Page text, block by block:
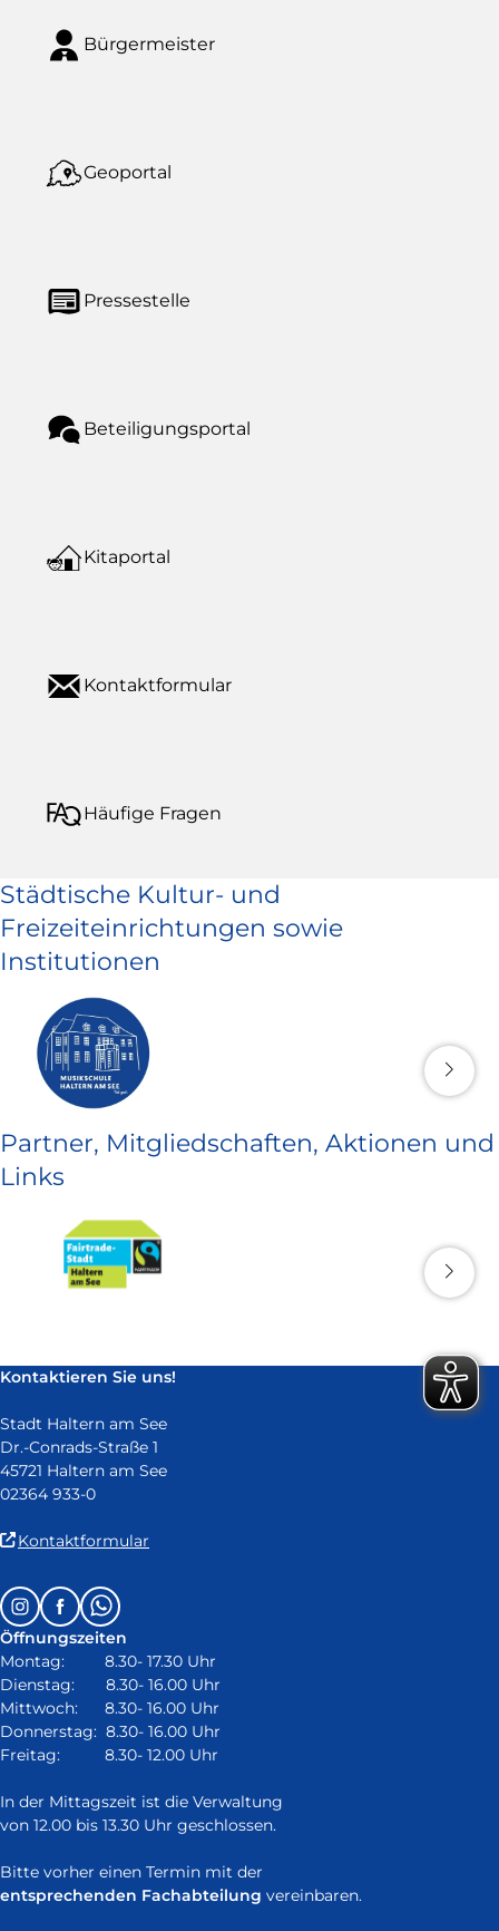
Bürgermeister
Geoportal
Pressestelle
Beteiligungsportal
Kitaportal
Kontaktformular
Häufige Fragen
Städtische Kultur- und
Freizeiteinrichtungen sowie
Institutionen
Partner, Mitgliedschaften, Aktionen und
Links
Kontaktieren Sie uns!
Stadt Haltern am See
Dr.-Conrads-Straße 1
45721 Haltern am See
02364 933-0
Kontaktformular
in
neuem
Fenster)
Follow
us
on:
InstagramFacebookWhatsapp
Öffnungszeiten
Montag: 8.30- 17.30 Uhr
Dienstag: 8.30- 16.00 Uhr
Mittwoch: 8.30- 16.00 Uhr
Donnerstag: 8.30- 16.00 Uhr
Freitag: 8.30- 12.00 Uhr
In der Mittagszeit ist die Verwaltung
von 12.00 bis 13.30 Uhr geschlossen.
Bitte vorher einen Termin mit der
entsprechenden Fachabteilung vereinbaren.